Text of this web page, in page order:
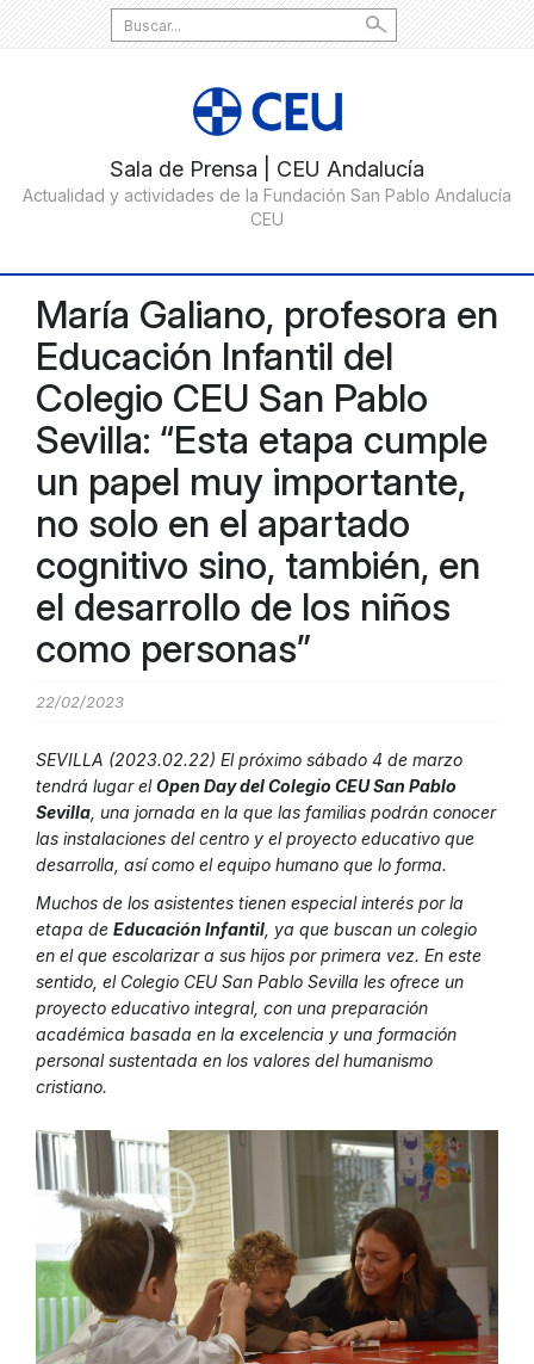
Search
for:
María Galiano, profesora en
Educación Infantil del
Colegio CEU San Pablo
Sevilla: “Esta etapa cumple
un papel muy importante,
no solo en el apartado
cognitivo sino, también, en
el desarrollo de los niños
como personas”
22/02/2023
SEVILLA (2023.02.22) El próximo sábado 4 de marzo
tendrá lugar elOpen Day del Colegio CEU San Pablo
Sevilla , una jornada en la que las familias podrán conocer
las instalaciones del centro y el proyecto educativo que
desarrolla, así como el equipo humano que lo forma.
Muchos de los asistentes tienen especial interés por la
etapa de Educación Infantil , ya que buscan un colegio
en el que escolarizar a sus hijos por primera vez. En este
sentido, el Colegio CEU San Pablo Sevilla les ofrece un
proyecto educativo integral, con una preparación
académica basada en la excelencia y una formación
personal sustentada en los valores del humanismo
cristiano.